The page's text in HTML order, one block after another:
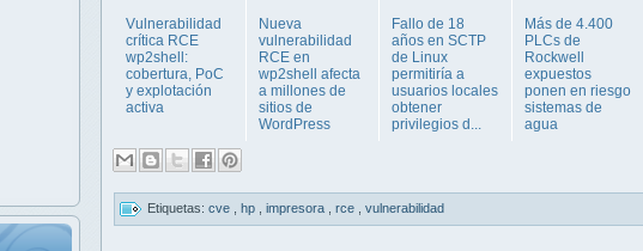
Vulnerabilidad
crítica RCE
wp2shell:
cobertura, PoC
y explotación
activa
Nueva
vulnerabilidad
RCE en
wp2shell afecta
a millones de
sitios de
WordPress
Fallo de 18
años en SCTP
de Linux
permitiría a
usuarios locales
obtener
privilegios d...
Más de 4.400
PLCs de
Rockwell
expuestos
ponen en riesgo
sistemas de
agua
Etiquetas: cve hp impresora rce vulnerabilidad